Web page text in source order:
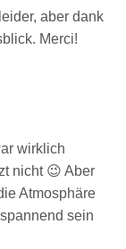
aber dank
Merci!
wirklich
nicht 😉 Aber
Atmosphäre
sein